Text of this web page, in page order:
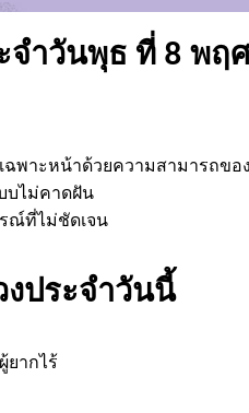
จำวันพุธ ที่ 8 พ
พาะหน้าด้วยความสามารถขอ
บไม่คาดฝัน
ณ์ที่ไม่ชัดเจน
งประจำวันนี้
ยากไร้